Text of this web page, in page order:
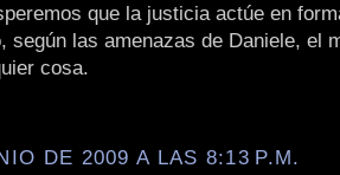
que la justicia actúe en
según las amenazas de Daniele, el
cosa.
DE 2009 A LAS 8:13 P.M.